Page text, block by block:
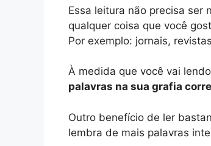
Essa leitura não precisa ser
qualquer coisa que você
Por exemplo: jornais,
À medida que você vai
palavras na sua grafia
Outro benefício de ler
lembra de mais palavras